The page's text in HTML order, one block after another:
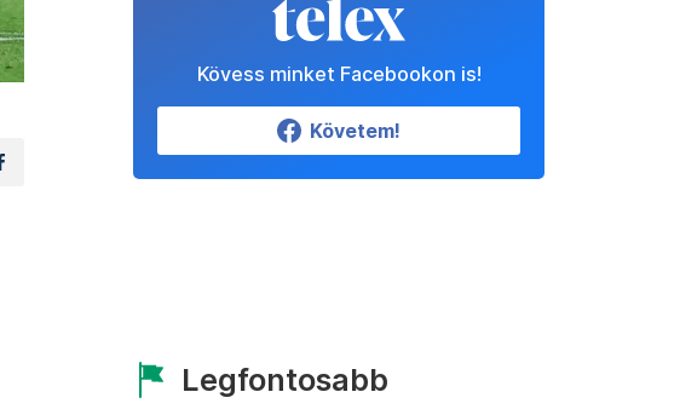
Kövess minket Facebookon is!
Követem!
Legfontosabb